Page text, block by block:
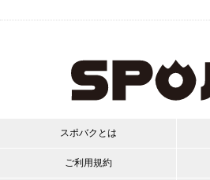
スポバクとは
ご利用規約